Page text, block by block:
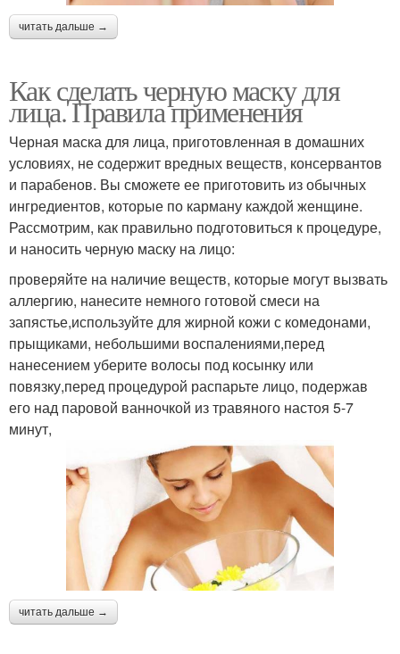
читать дальше →
Как сделать черную маску для
лица. Правила применения
Черная маска для лица, приготовленная в домашних
условиях, не содержит вредных веществ, консервантов
и парабенов. Вы сможете ее приготовить из обычных
ингредиентов, которые по карману каждой женщине.
Рассмотрим, как правильно подготовиться к процедуре,
и наносить черную маску на лицо:
проверяйте на наличие веществ, которые могут вызвать
аллергию, нанесите немного готовой смеси на
запястье,используйте для жирной кожи с комедонами,
прыщиками, небольшими воспалениями,перед
нанесением уберите волосы под косынку или
повязку,перед процедурой распарьте лицо, подержав
его над паровой ванночкой из травяного настоя 5-7
минут,
читать дальше →